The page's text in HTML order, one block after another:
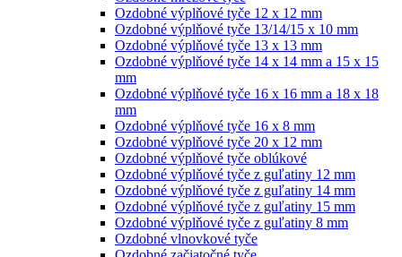
Ozdobné výplňové tyče 12 x 12 mm
Ozdobné výplňové tyče 13/14/15 x 10 mm
Ozdobné výplňové tyče 13 x 13 mm
Ozdobné výplňové tyče 14 x 14 mm a 15 x 15
mm
Ozdobné výplňové tyče 16 x 16 mm a 18 x 18
mm
Ozdobné výplňové tyče 16 x 8 mm
Ozdobné výplňové tyče 20 x 12 mm
Ozdobné výplňové tyče oblúkové
Ozdobné výplňové tyče z guľatiny 12 mm
Ozdobné výplňové tyče z guľatiny 14 mm
Ozdobné výplňové tyče z guľatiny 15 mm
Ozdobné výplňové tyče z guľatiny 8 mm
Ozdobné vlnovkové tyče